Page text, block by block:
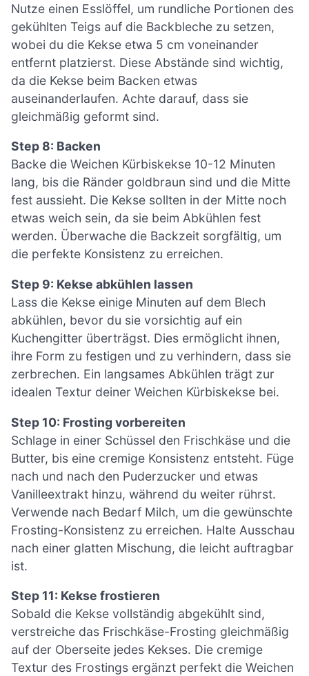
Nutze einen Esslöffel, um rundliche Portionen des
gekühlten Teigs auf die Backbleche zu setzen,
wobei du die Kekse etwa 5 cm voneinander
entfernt platzierst. Diese Abstände sind wichtig,
da die Kekse beim Backen etwas
auseinanderlaufen. Achte darauf, dass sie
gleichmäßig geformt sind.
Step 8: Backen
Backe die Weichen Kürbiskekse 10-12 Minuten
lang, bis die Ränder goldbraun sind und die Mitte
fest aussieht. Die Kekse sollten in der Mitte noch
etwas weich sein, da sie beim Abkühlen fest
werden. Überwache die Backzeit sorgfältig, um
die perfekte Konsistenz zu erreichen.
Step 9: Kekse abkühlen lassen
Lass die Kekse einige Minuten auf dem Blech
abkühlen, bevor du sie vorsichtig auf ein
Kuchengitter überträgst. Dies ermöglicht ihnen,
ihre Form zu festigen und zu verhindern, dass sie
zerbrechen. Ein langsames Abkühlen trägt zur
idealen Textur deiner Weichen Kürbiskekse bei.
Step 10: Frosting vorbereiten
Schlage in einer Schüssel den Frischkäse und die
Butter, bis eine cremige Konsistenz entsteht. Füge
nach und nach den Puderzucker und etwas
Vanilleextrakt hinzu, während du weiter rührst.
Verwende nach Bedarf Milch, um die gewünschte
Frosting-Konsistenz zu erreichen. Halte Ausschau
nach einer glatten Mischung, die leicht auftragbar
ist.
Step 11: Kekse frostieren
Sobald die Kekse vollständig abgekühlt sind,
verstreiche das Frischkäse-Frosting gleichmäßig
auf der Oberseite jedes Kekses. Die cremige
Textur des Frostings ergänzt perfekt die Weichen